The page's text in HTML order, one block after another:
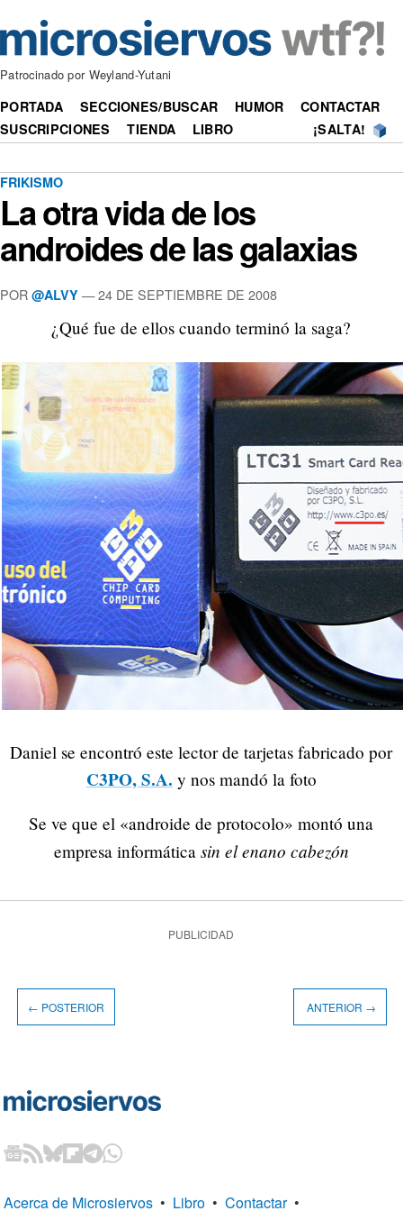
Patrocinado por Weyland-Yutani
PORTADA SECCIONES/BUSCAR HUMOR
CONTACTAR
SUSCRIPCIONES
TIENDA LIBRO ¡SALTA!
FRIKISMO
La otra vida de los
androides de las galaxias
POR @ALVY —24 DE SEPTIEMBRE DE 2008
¿Qué fue de ellos cuando terminó la saga?
Daniel se encontró este lector de tarjetas fabricado por
C3PO, S.A. y nos mandó la foto
Se ve que el «androide de protocolo» montó una
empresa informática sin el enano cabezón
PUBLICIDAD
← POSTERIOR ANTERIOR →
Acerca de Microsiervos • Libro • Contactar •